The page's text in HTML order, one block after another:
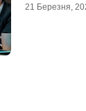
21 Березня,